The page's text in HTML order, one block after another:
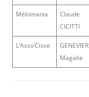
Mélomania
Claude
CICITTI
L’Asso’Cisse
GENEVIER
Magalie